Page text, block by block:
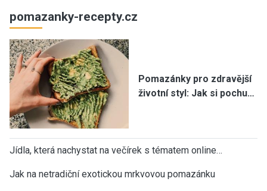
pomazanky-recepty.cz
Pomazánky pro zdravější
životní styl: Jak si pochu…
Jídla, která nachystat na večírek s tématem online…
Jak na netradiční exotickou mrkvovou pomazánku